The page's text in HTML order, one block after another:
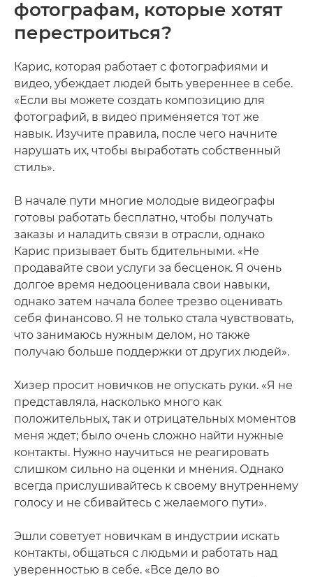
фотографам, которые хотят
перестроиться?
Карис, которая работает с фотографиями и
видео, убеждает людей быть увереннее в себе.
«Если вы можете создать композицию для
фотографий, в видео применяется тот же
навык. Изучите правила, после чего начните
нарушать их, чтобы выработать собственный
стиль».
В начале пути многие молодые видеографы
готовы работать бесплатно, чтобы получать
заказы и наладить связи в отрасли, однако
Карис призывает быть бдительными. «Не
продавайте свои услуги за бесценок. Я очень
долгое время недооценивала свои навыки,
однако затем начала более трезво оценивать
себя финансово. Я не только стала чувствовать,
что занимаюсь нужным делом, но также
получаю больше поддержки от других людей».
Хизер просит новичков не опускать руки. «Я не
представляла, насколько много как
положительных, так и отрицательных моментов
меня ждет; было очень сложно найти нужные
контакты. Нужно научиться не реагировать
слишком сильно на оценки и мнения. Однако
всегда прислушивайтесь к своему внутреннему
голосу и не сбивайтесь с желаемого пути».
Эшли советует новичкам в индустрии искать
контакты, общаться с людьми и работать над
уверенностью в себе. «Все дело во